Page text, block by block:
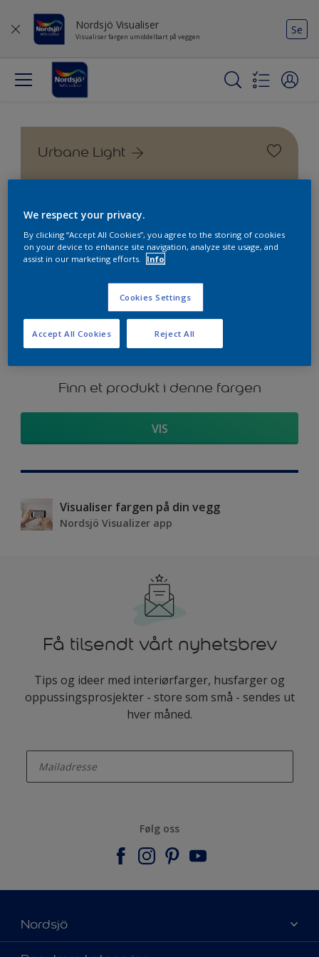
Nordsjö Visualiser
Visualiser fargen umiddelbart på veggen
Se
Urbane Light
Finn et produkt i denne fargen
VIS
Visualiser fargen på din vegg
Nordsjö Visualizer app
Få tilsendt vårt nyhetsbrev
Tips og ideer med interiørfarger, husfarger og
oppussingsprosjekter - store som små - sendes ut
hver måned.
Følg oss
Nordsjö
Om Nordsjö
We respect your privacy.
By clicking “Accept All Cookies”, you agree to the storing of cookies
on your device to enhance site navigation, analyze site usage, and
assist in our marketing efforts.
Info
Cookies Settings
Reject All
Accept All Cookies